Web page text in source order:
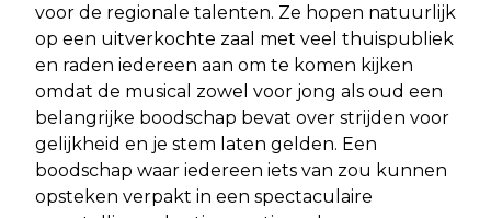
voor de regionale talenten. Ze hopen natuurlijk
op een uitverkochte zaal met veel thuispubliek
en raden iedereen aan om te komen kijken
omdat de musical zowel voor jong als oud een
belangrijke boodschap bevat over strijden voor
gelijkheid en je stem laten gelden. Een
boodschap waar iedereen iets van zou kunnen
opsteken verpakt in een spectaculaire